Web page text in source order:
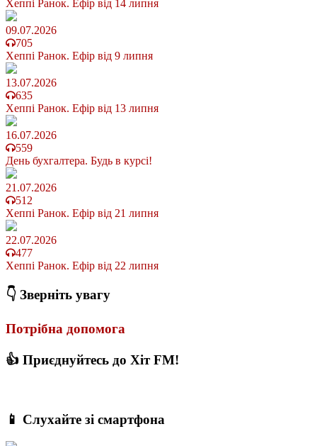
Хеппі Ранок. Ефір від 14 липня
09.07.2026
705
Хеппі Ранок. Ефір від 9 липня
13.07.2026
635
Хеппі Ранок. Ефір від 13 липня
16.07.2026
559
День бухгалтера. Будь в курсі!
21.07.2026
512
Хеппі Ранок. Ефір від 21 липня
22.07.2026
477
Хеппі Ранок. Ефір від 22 липня
👇 Зверніть увагу
Потрібна допомога
👍 Приєднуйтесь до Хіт FM!
📱 Слухайте зі смартфона